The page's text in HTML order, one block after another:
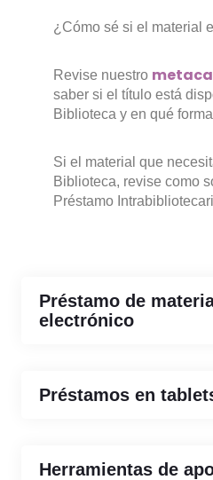
¿Cómo sé si el material
Revise nuestro
saber si el título está
Biblioteca y en qué
Si el material que
Biblioteca, revise como
Préstamo
Préstamo de
electrónico
Préstamos en
Herramientas de